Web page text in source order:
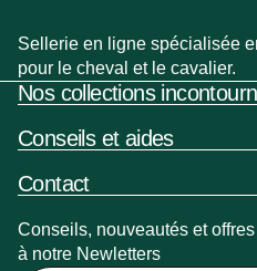
Sellerie en ligne spécialisée
pour le cheval et le cavalier.
Nos collections
Conseils et aides
Contact
Conseils, nouveautés et
à notre Newletters
Politique de remboursement